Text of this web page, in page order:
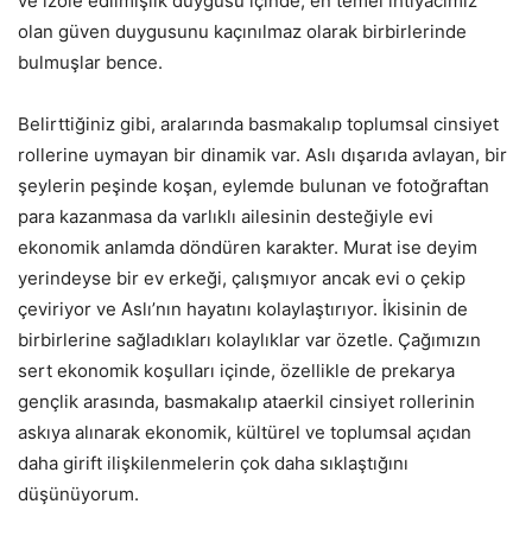
olan güven duygusunu kaçınılmaz olarak birbirlerinde
bulmuşlar bence.
Belirttiğiniz gibi, aralarında basmakalıp toplumsal cinsiyet
rollerine uymayan bir dinamik var. Aslı dışarıda avlayan, bir
şeylerin peşinde koşan, eylemde bulunan ve fotoğraftan
para kazanmasa da varlıklı ailesinin desteğiyle evi
ekonomik anlamda döndüren karakter. Murat ise deyim
yerindeyse bir ev erkeği, çalışmıyor ancak evi o çekip
çeviriyor ve Aslı’nın hayatını kolaylaştırıyor. İkisinin de
birbirlerine sağladıkları kolaylıklar var özetle. Çağımızın
sert ekonomik koşulları içinde, özellikle de prekarya
gençlik arasında, basmakalıp ataerkil cinsiyet rollerinin
askıya alınarak ekonomik, kültürel ve toplumsal açıdan
daha girift ilişkilenmelerin çok daha sıklaştığını
düşünüyorum.